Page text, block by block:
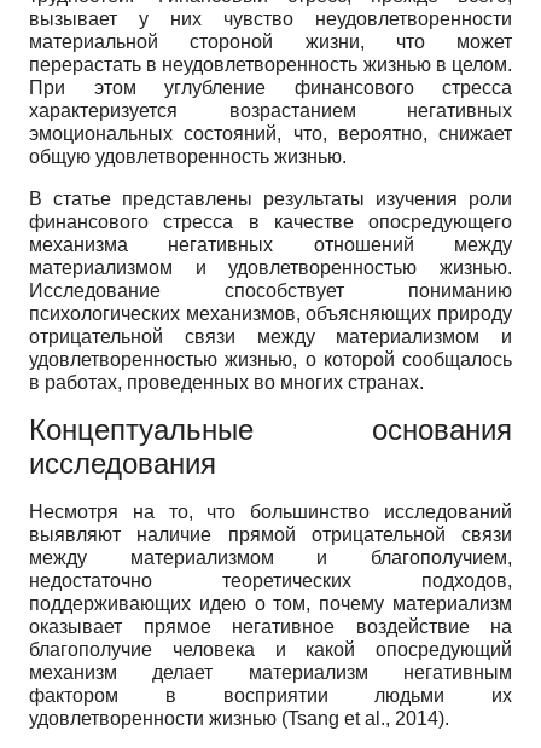
вызывает у них чувство неудовлетворенности
материальной стороной жизни, что может
перерастать в неудовлетворенность жизнью в целом.
При этом углубление финансового стресса
характеризуется возрастанием негативных
эмоциональных состояний, что, вероятно, снижает
общую удовлетворенность жизнью.
В статье представлены результаты изучения роли
финансового стресса в качестве опосредующего
механизма негативных отношений между
материализмом и удовлетворенностью жизнью.
Исследование способствует пониманию
психологических механизмов, объясняющих природу
отрицательной связи между материализмом и
удовлетворенностью жизнью, о которой сообщалось
в работах, проведенных во многих странах.
Концептуальные основания
исследования
Несмотря на то, что большинство исследований
выявляют наличие прямой отрицательной связи
между материализмом и благополучием,
недостаточно теоретических подходов,
поддерживающих идею о том, почему материализм
оказывает прямое негативное воздействие на
благополучие человека и какой опосредующий
механизм делает материализм негативным
фактором в восприятии людьми их
удовлетворенности жизнью (Tsang et al., 2014).